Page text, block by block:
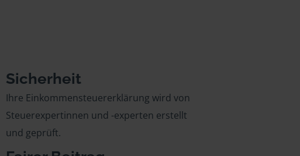
Sicherheit
Ihre Einkommensteuererklärung wird von
Steuerexpertinnen und -experten erstellt
und geprüft.